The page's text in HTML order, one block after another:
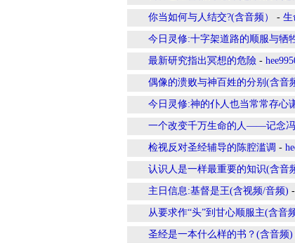
你当如何与人结交?(含音频） - 生
今日灵修:十字架道路的顺服与
最新研究指出冥想的危險 -
偶像的溃败与神百姓的分别(含音
今日灵修:神的仆人也当常常存心
一个改变千万生命的人——记念
检视反对圣经辅导的陈腔滥调 -
认识人是一样最重要的知识(含音
主日信息:基督是王(含视频/音频) -
从要求作“头”到甘心顺服主(含音
圣经是一本什么样的书？(含音频)